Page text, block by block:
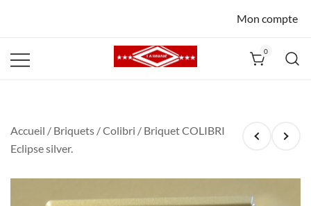
Mon compte
0
Accueil / Briquets /Colibri / Briquet COLIBRI
Eclipse silver.